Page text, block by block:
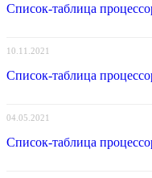
Список-таблица
10.11.2021
Список-таблица
04.05.2021
Список-таблица